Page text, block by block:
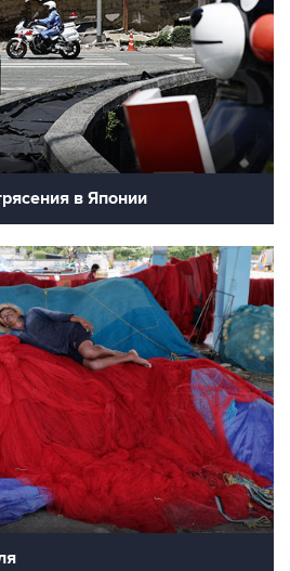
в Японии